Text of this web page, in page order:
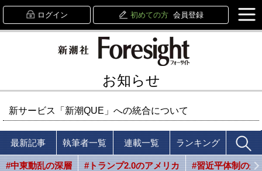
ログイン 初めての方 会員登録
お知らせ
新サービス「新潮QUE」への統合について
最新記事 執筆者一覧 連載一覧 ランキング
#中東動乱の深層 #トランプ2.0のアメリカ #習近平体制の光